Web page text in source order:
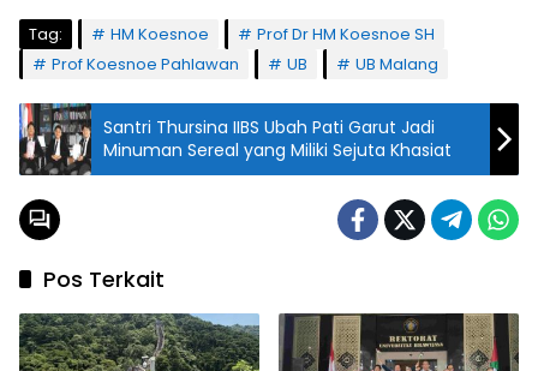
Tag: HM Koesnoe
Prof Dr HM Koesnoe SH
Prof Koesnoe Pahlawan
UB UB Malang
Santri Thursina IIBS Ubah Pati Garut Jadi
Minuman Sereal yang Miliki Sejuta Khasiat
Pos Terkait